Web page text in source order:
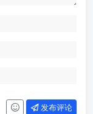
发布评论